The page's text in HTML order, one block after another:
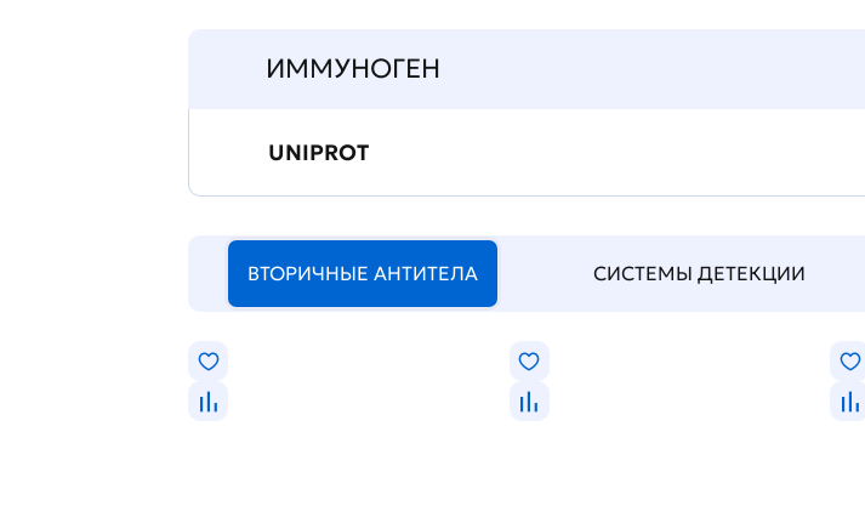
ИММУНОГЕН
UNIPROT
ВТОРИЧНЫЕ АНТИТЕЛА СИСТЕМЫ ДЕТЕКЦИИ